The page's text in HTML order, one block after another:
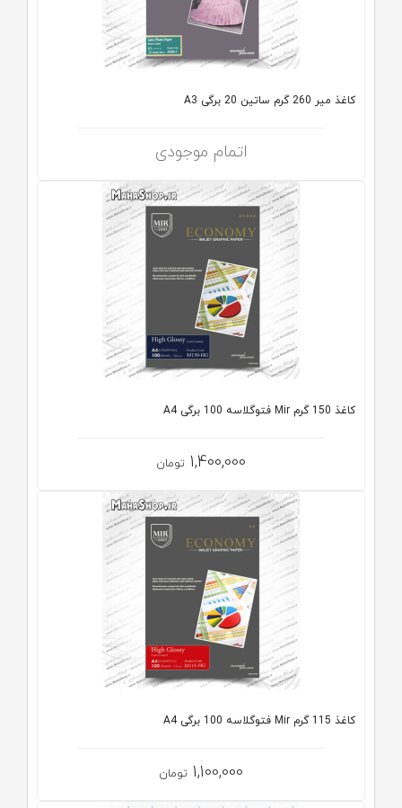
کاغذ میر 260 گرم ساتین 20 برگی A3
اتمام موجودی
کاغذ 150 گرم Mir فتوگلاسه 100 برگی A4
1,400,000 تومان
کاغذ 115 گرم Mir فتوگلاسه 100 برگی A4
1,100,000 تومان